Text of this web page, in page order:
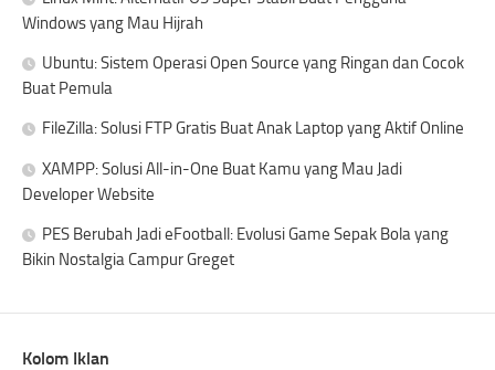
Windows yang Mau Hijrah
Ubuntu: Sistem Operasi Open Source yang Ringan dan Cocok
Buat Pemula
FileZilla: Solusi FTP Gratis Buat Anak Laptop yang Aktif Online
XAMPP: Solusi All-in-One Buat Kamu yang Mau Jadi
Developer Website
PES Berubah Jadi eFootball: Evolusi Game Sepak Bola yang
Bikin Nostalgia Campur Greget
Kolom Iklan